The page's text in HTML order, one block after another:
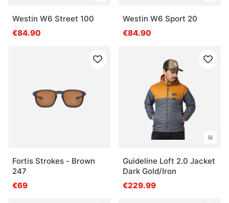
Westin W6 Street 100
€84.90
Westin W6 Sport 20
€84.90
Fortis Strokes - Brown
247
€69
Guideline Loft 2.0 Jacket
Dark Gold/Iron
€229.99